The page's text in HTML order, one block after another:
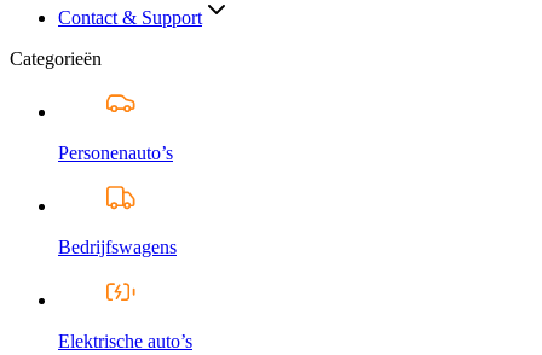
Contact & Support
Categorieën
Personenauto’s
Bedrijfswagens
Elektrische auto’s